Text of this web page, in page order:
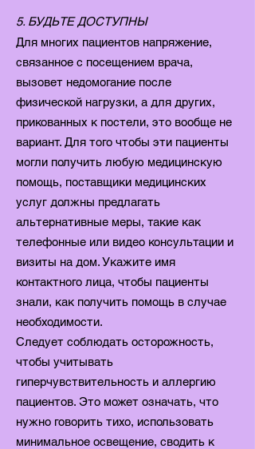
5. БУДЬТЕ ДОСТУПНЫ
Для многих пациентов напряжение,
связанное с посещением врача,
вызовет недомогание после
физической нагрузки, а для других,
прикованных к постели, это вообще не
вариант. Для того чтобы эти пациенты
могли получить любую медицинскую
помощь, поставщики медицинских
услуг должны предлагать
альтернативные меры, такие как
телефонные или видео консультации и
визиты на дом. Укажите имя
контактного лица, чтобы пациенты
знали, как получить помощь в случае
необходимости.
Следует соблюдать осторожность,
чтобы учитывать
гиперчувствительность и аллергию
пациентов. Это может означать, что
нужно говорить тихо, использовать
минимальное освещение, сводить к